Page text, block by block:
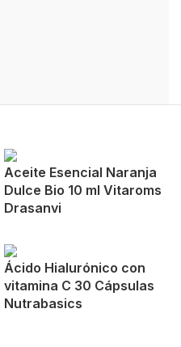
Aceite Esencial Naranja
Dulce Bio 10 ml Vitaroms
Drasanvi
Ácido Hialurónico con
vitamina C 30 Cápsulas
Nutrabasics